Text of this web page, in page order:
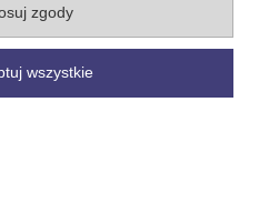
zgody
wszystkie